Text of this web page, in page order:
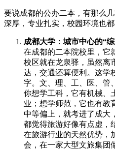
要说成都的公办二本，有那么
深厚，专业扎实，校园环境也都
成都大学：城市中心的“
在成都的二本院校里，它
校区就在龙泉驿，虽然离
达，交通还算便利。这学
字。文、理、工、医、管
你想学工科，它有机械、
业；想学师范，它也有教
中等偏上，就考进了成大
都觉得旅游好像有点虚，
在旅游行业的天然优势，
会，在一家大型文旅集团